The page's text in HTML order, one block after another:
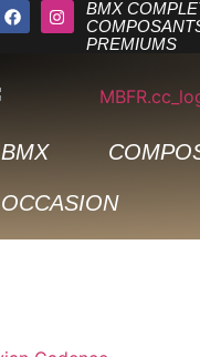
BMX
PREMIUMS
BMX
OCCASION